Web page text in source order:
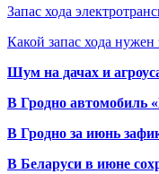
Запас хода
Какой запас хода нужен
Шум на дачах и
В Гродно автомобиль
В Гродно за июнь
В Беларуси в июне